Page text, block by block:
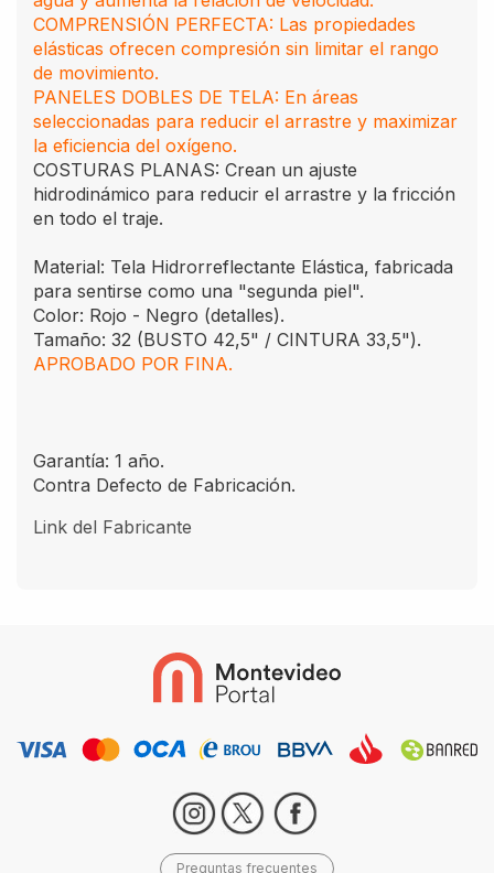
COMPRENSIÓN PERFECTA: Las propiedades
elásticas ofrecen compresión sin limitar el rango
de movimiento.
PANELES DOBLES DE TELA: En áreas
seleccionadas para reducir el arrastre y maximizar
la eficiencia del oxígeno.
COSTURAS PLANAS: Crean un ajuste
hidrodinámico para reducir el arrastre y la fricción
en todo el traje.
Material: Tela Hidrorreflectante Elástica, fabricada
para sentirse como una "segunda piel".
Color: Rojo - Negro (detalles).
Tamaño: 32 (BUSTO 42,5" / CINTURA 33,5").
APROBADO POR FINA.
Garantía: 1 año.
Contra Defecto de Fabricación.
Link del Fabricante
Preguntas frecuentes